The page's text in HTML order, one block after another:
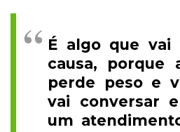
É algo que vai
causa, porque
perde peso e
vai conversar
um